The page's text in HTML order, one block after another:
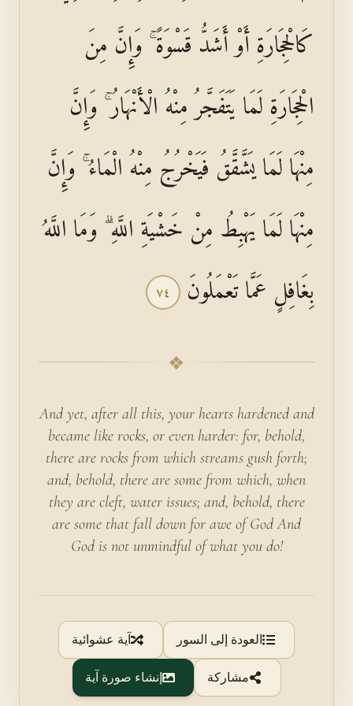
كَالْحِجَارَةِ أَوْ أَشَدُّ قَسْوَةً ۚ وَإِنَّ مِنَ
الْحِجَارَةِ لَمَا يَتَفَجَّرُ مِنْهُ الْأَنْهَارُ ۚ وَإِنَّ
مِنْهَا لَمَا يَشَّقَّقُ فَيَخْرُجُ مِنْهُ الْمَاءُ ۚ وَإِنَّ
مِنْهَا لَمَا يَهْبِطُ مِنْ خَشْيَةِ اللَّهِ ۗ وَمَا اللَّهُ
بِغَافِلٍ عَمَّا تَعْمَلُونَ ٧٤
❖
And yet, after all this, your hearts hardened and
became like rocks, or even harder: for, behold,
there are rocks from which streams gush forth;
and, behold, there are some from which, when
they are cleft, water issues; and, behold, there
are some that fall down for awe of God And
God is not unmindful of what you do!
العودة إلى السور آية عشوائية
مشاركة إنشاء صورة آية